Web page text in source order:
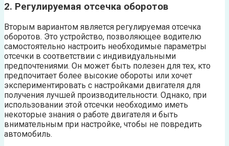
2. Регулируемая отсечка оборотов
Вторым вариантом является регулируемая отсечка
оборотов. Это устройство, позволяющее водителю
самостоятельно настроить необходимые параметры
отсечки в соответствии с индивидуальными
предпочтениями. Он может быть полезен для тех, кто
предпочитает более высокие обороты или хочет
экспериментировать с настройками двигателя для
получения лучшей производительности. Однако, при
использовании этой отсечки необходимо иметь
некоторые знания о работе двигателя и быть
внимательным при настройке, чтобы не повредить
автомобиль.